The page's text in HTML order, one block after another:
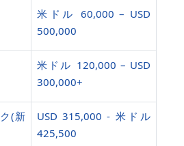
米ドル 60,000 – USD
500,000
米ドル 120,000 – USD
300,000+
(新
USD 315,000 - 米ドル
425,500